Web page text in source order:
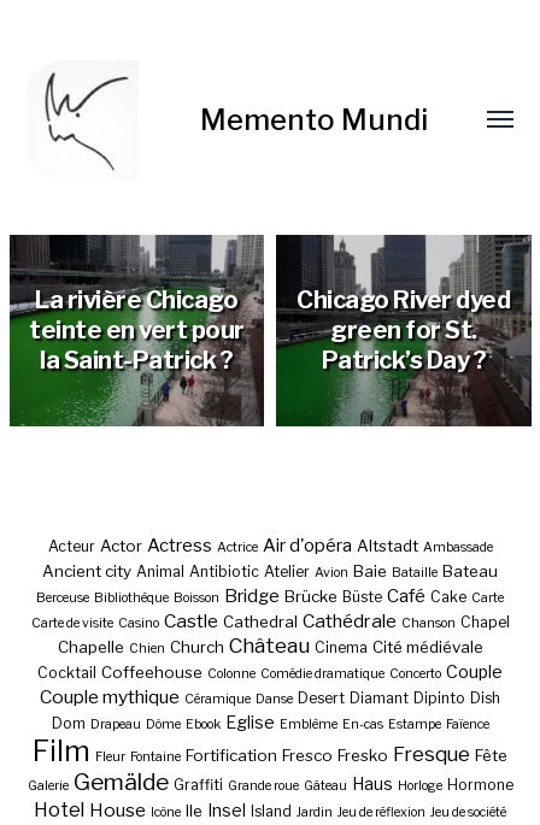
Memento Mundi
La rivière Chicago
teinte en vert pour
la Saint-Patrick ?
Chicago River dyed
green for St.
Patrick’s Day ?
Acteur Actor Actress Actrice Air d'opéra Altstadt Ambassade
Ancient city Animal Antibiotic Atelier Avion Baie Bataille Bateau
Berceuse Bibliothèque Boisson Bridge Brücke Büste Café Cake Carte
Carte de visite Casino Castle Cathedral Cathédrale Chanson Chapel
Chapelle Chien Church Château Cinema Cité médiévale
Cocktail Coffeehouse Colonne Comédie dramatique Concerto Couple
Couple mythique Céramique Danse Desert Diamant Dipinto Dish
Dom Drapeau Dôme Ebook Eglise Emblème En-cas Estampe Faïence
Film Fleur Fontaine Fortification Fresco Fresko Fresque Fête
Galerie Gemälde Graffiti Grande roue Gâteau Haus Horloge Hormone
Hotel House Icône Ile Insel Island Jardin Jeu de réflexion Jeu de société